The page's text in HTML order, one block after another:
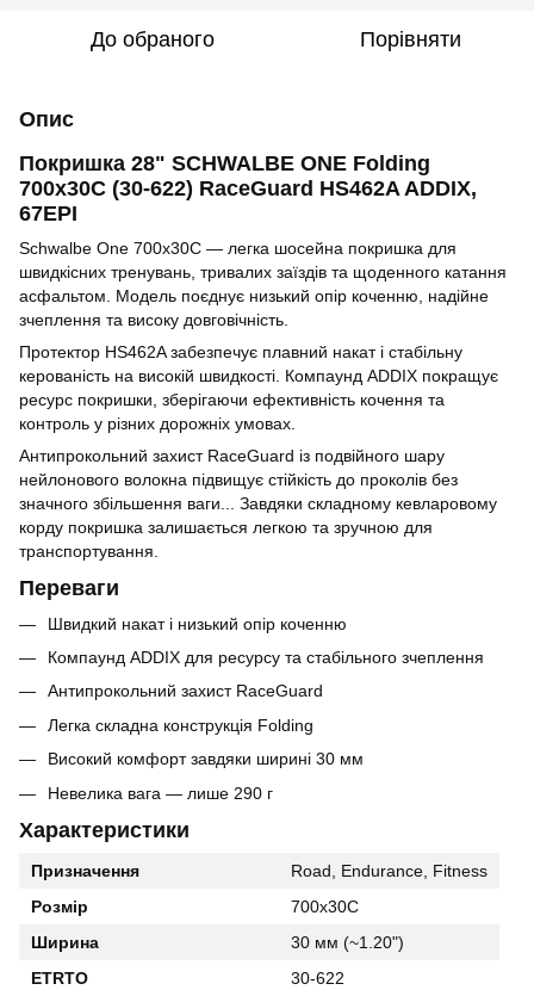
До обраного Порівняти
Опис
Покришка 28" SCHWALBE ONE Folding
700x30C (30-622) RaceGuard HS462A ADDIX,
67EPI
Schwalbe One 700x30C — легка шосейна покришка для
швидкісних тренувань, тривалих заїздів та щоденного катання
асфальтом. Модель поєднує низький опір коченню, надійне
зчеплення та високу довговічність.
Протектор HS462A забезпечує плавний накат і стабільну
керованість на високій швидкості. Компаунд ADDIX покращує
ресурс покришки, зберігаючи ефективність кочення та
контроль у різних дорожніх умовах.
Антипрокольний захист RaceGuard із подвійного шару
нейлонового волокна підвищує стійкість до проколів без
значного збільшення ваги... Завдяки складному кевларовому
корду покришка залишається легкою та зручною для
транспортування.
Переваги
Швидкий накат і низький опір коченню
Компаунд ADDIX для ресурсу та стабільного зчеплення
Антипрокольний захист RaceGuard
Легка складна конструкція Folding
Високий комфорт завдяки ширині 30 мм
Невелика вага — лише 290 г
Характеристики
Призначення
Road, Endurance, Fitness
Розмір
700x30C
Ширина
30 мм (~1.20")
ETRTO
30-622